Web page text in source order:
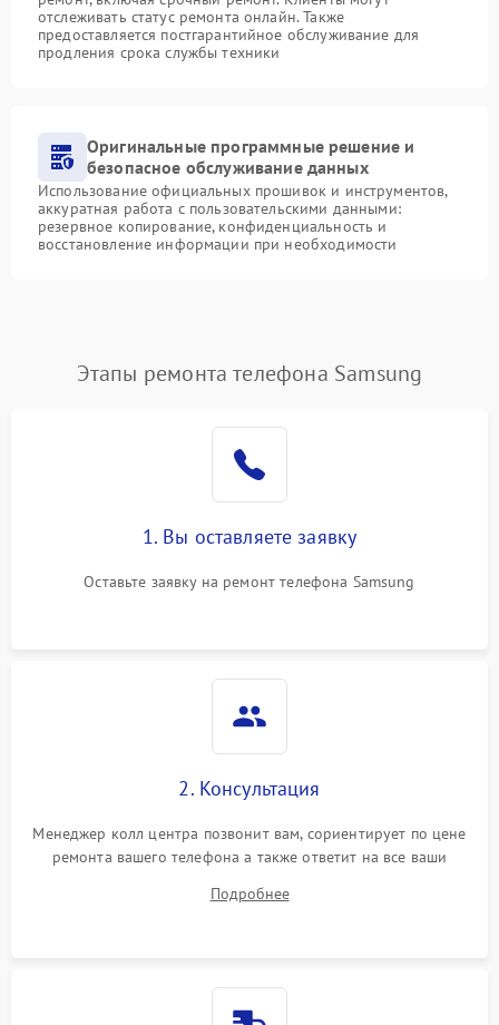
отслеживать статус ремонта онлайн. Также
предоставляется постгарантийное обслуживание для
продления срока службы техники
Оригинальные программные решение и
безопасное обслуживание данных
Использование официальных прошивок и инструментов,
аккуратная работа с пользовательскими данными:
резервное копирование, конфиденциальность и
восстановление информации при необходимости
Этапы ремонта телефона Samsung
1. Вы оставляете заявку
Оставьте заявку на ремонт телефона Samsung
2. Консультация
Менеджер колл центра позвонит вам, сориентирует по цене
ремонта вашего телефона а также ответит на все ваши
Подробнее